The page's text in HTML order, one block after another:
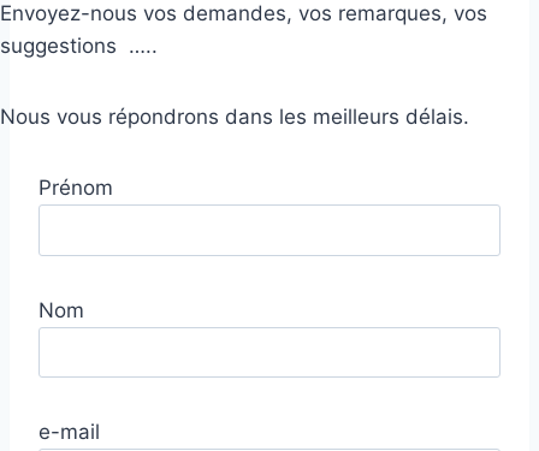
Envoyez-nous vos demandes, vos remarques, vos
suggestions …..
Nous vous répondrons dans les meilleurs délais.
Prénom
Nom
e-mail